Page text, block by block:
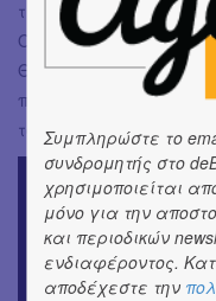
την ειρωνία που
Ο καλός μας φίλος
Θεοδωρόπουλος
πρωταγωνιστή
τον εγκλώβιζε καθ όλη
Συμπληρώστε το
συνδρομητής στο
χρησιμοποιείται
μόνο για την
και περιοδικών
ενδιαφέροντος.
αποδέχεστε την